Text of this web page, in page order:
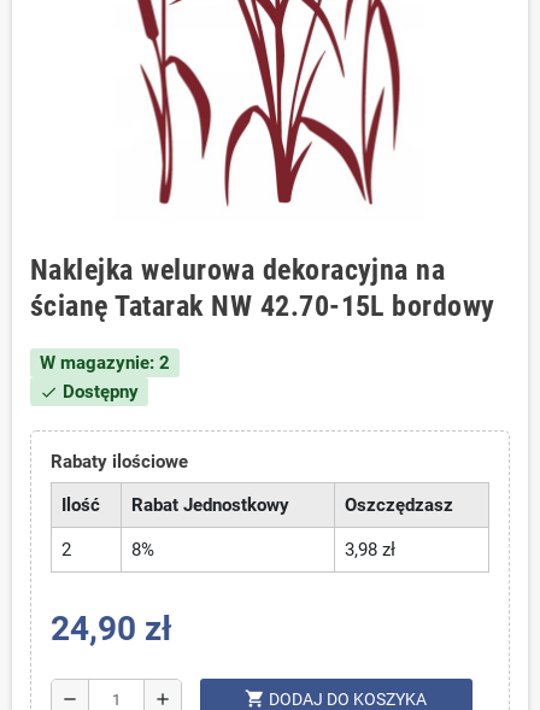
Naklejka welurowa dekoracyjna na
ścianę Tatarak NW 42.70-15L bordowy
W magazynie: 2
check Dostępny
Rabaty ilościowe
Ilość
Rabat Jednostkowy Oszczędzasz
2 8% 3,98 zł
24,90 zł
remove add shopping_cart DODAJ DO KOSZYKA